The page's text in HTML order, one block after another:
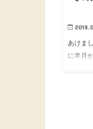
あけま
に半月